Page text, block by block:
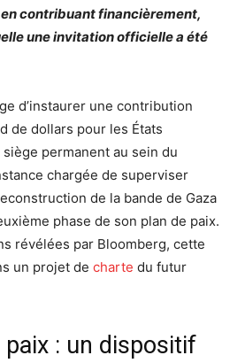
contribuant financièrement,
une invitation officielle a été
d’instaurer une contribution
de dollars pour les États
permanent au sein du
chargée de superviser
de la bande de Gaza
phase de son plan de paix.
révélées par Bloomberg, cette
un projet de charte du futur
paix : un dispositif